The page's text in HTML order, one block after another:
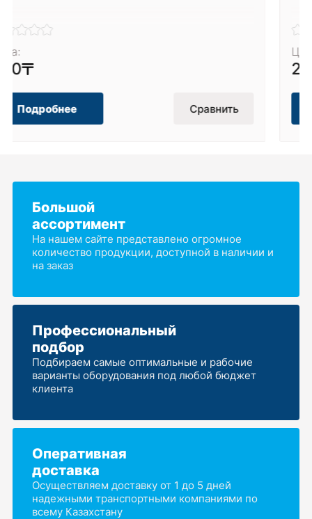
2 200
Подробнее Сравнить
Большой
ассортимент
На нашем сайте представлено огромное
количество продукции, доступной в наличии и
на заказ
Профессиональный
подбор
Подбираем самые оптимальные и рабочие
варианты оборудования под любой бюджет
клиента
Оперативная
доставка
Осуществляем доставку от 1 до 5 дней
надежными транспортными компаниями по
всему Казахстану